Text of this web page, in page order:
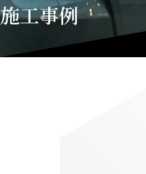
施工事例